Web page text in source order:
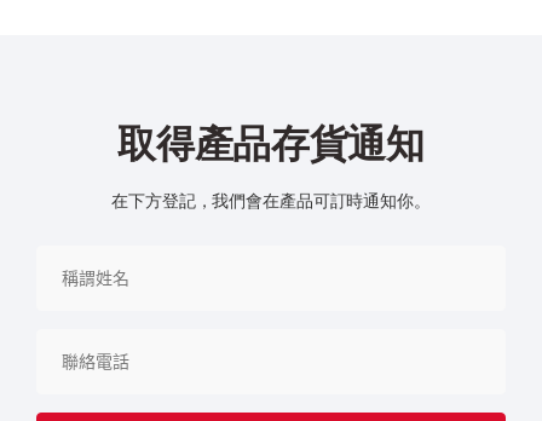
取得產品存貨通知
在下方登記，我們會在產品可訂時通知你。